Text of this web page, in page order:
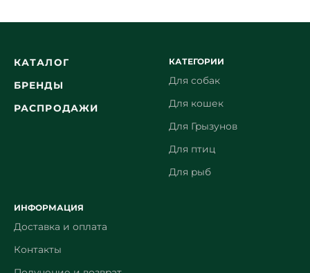
КАТАЛОГ
БРЕНДЫ
РАСПРОДАЖИ
КАТЕГОРИИ
Для собак
Для кошек
Для Грызунов
Для птиц
Для рыб
ИНФОРМАЦИЯ
Доставка и оплата
Контакты